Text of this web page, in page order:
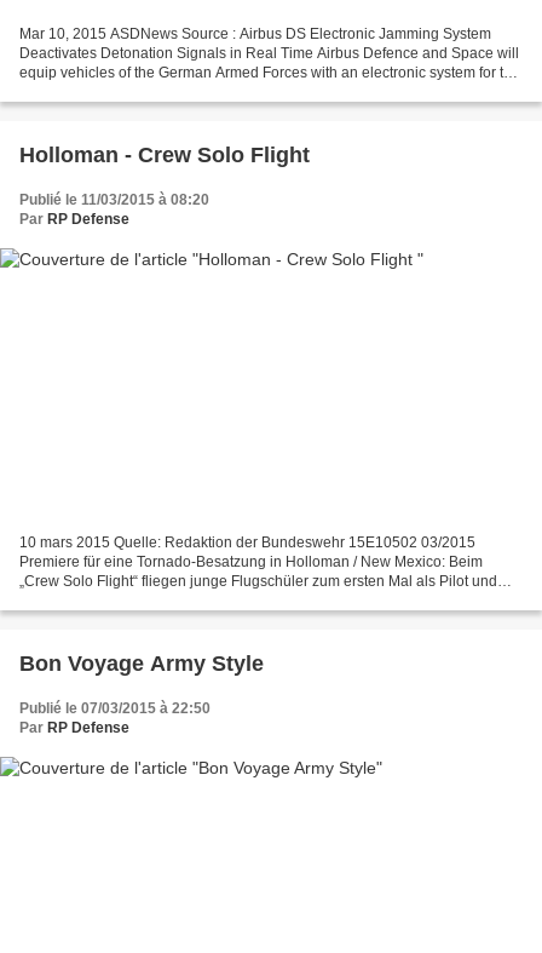
Mar 10, 2015 ASDNews Source : Airbus DS Electronic Jamming System
Deactivates Detonation Signals in Real Time Airbus Defence and Space will
equip vehicles of the German Armed Forces with an electronic system for the
Holloman - Crew Solo Flight
Publié le 11/03/2015 à 08:20
Par RP Defense
10 mars 2015 Quelle: Redaktion der Bundeswehr 15E10502 03/2015
Premiere für eine Tornado-Besatzung in Holloman / New Mexico: Beim
„Crew Solo Flight“ fliegen junge Flugschüler zum ersten Mal als Pilot und
Bon Voyage Army Style
Publié le 07/03/2015 à 22:50
Par RP Defense